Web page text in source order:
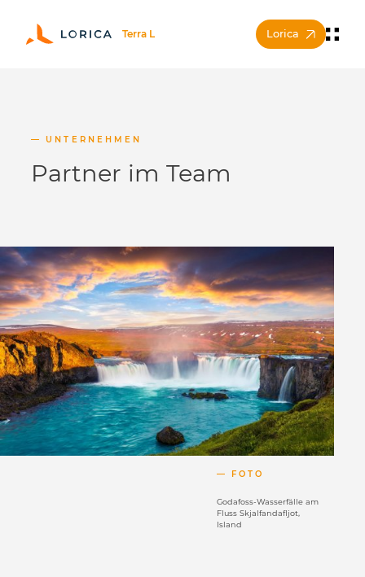
Lorica
UNTERNEHMEN
Partner im Team
FOTO
Godafoss-Wasserfälle am
Fluss Skjalfandafljot,
Island